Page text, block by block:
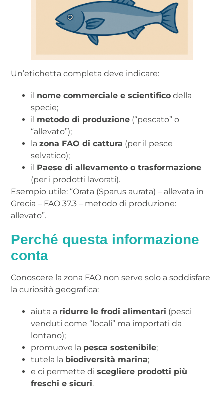
Un’etichetta completa deve indicare:
il nome commerciale e scientifico della
specie;
il metodo di produzione (“pescato” o
“allevato”);
la zona FAO di cattura (per il pesce
selvatico);
il Paese di allevamento o trasformazione
(per i prodotti lavorati).
Esempio utile: “Orata (Sparus aurata) – allevata in
Grecia – FAO 37.3 – metodo di produzione:
allevato”.
Perché questa informazione
conta
Conoscere la zona FAO non serve solo a soddisfare
la curiosità geografica:
aiuta a ridurre le frodi alimentari (pesci
venduti come “locali” ma importati da
lontano);
promuove la pesca sostenibile;
tutela la biodiversità marina;
e ci permette di scegliere prodotti più
freschi e sicuri.